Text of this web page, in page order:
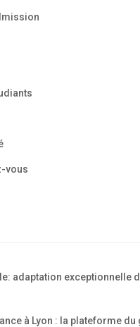
vous
adaptation exceptionnelle
à Lyon : la plateforme du